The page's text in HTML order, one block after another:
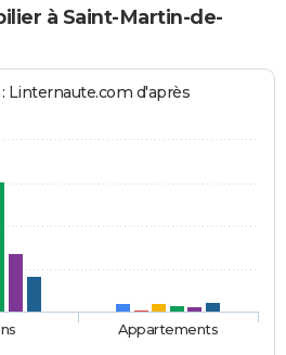
à Saint-Martin-de-
Linternaute.com d'après
Appartements